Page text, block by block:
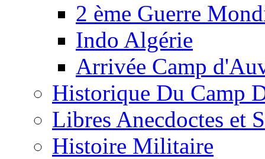
2 ème Guerre
Indo Algérie
Arrivée Camp
Historique Du Camp
Libres Anecdoctes et
Histoire Militaire